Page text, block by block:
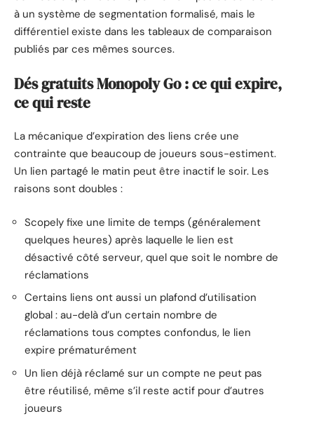
à un système de segmentation formalisé, mais le
différentiel existe dans les tableaux de comparaison
publiés par ces mêmes sources.
Dés gratuits Monopoly Go : ce qui expire,
ce qui reste
La mécanique d’expiration des liens crée une
contrainte que beaucoup de joueurs sous-estiment.
Un lien partagé le matin peut être inactif le soir. Les
raisons sont doubles :
Scopely fixe une limite de temps (généralement
quelques heures) après laquelle le lien est
désactivé côté serveur, quel que soit le nombre de
réclamations
Certains liens ont aussi un plafond d’utilisation
global : au-delà d’un certain nombre de
réclamations tous comptes confondus, le lien
expire prématurément
Un lien déjà réclamé sur un compte ne peut pas
être réutilisé, même s’il reste actif pour d’autres
joueurs